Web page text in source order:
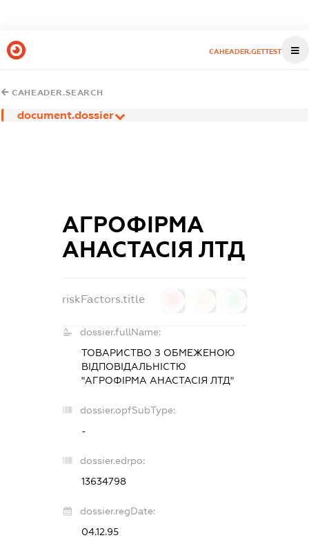
CAHEADER.GETTEST
CAHEADER.SEARCH
document.dossier
АГРОФІРМА
АНАСТАСІЯ ЛТД
riskFactors.title
dossier.fullName:
ТОВАРИСТВО З ОБМЕЖЕНОЮ
ВІДПОВІДАЛЬНІСТЮ
"АГРОФІРМА АНАСТАСІЯ ЛТД"
dossier.opfSubType:
-
dossier.edrpo:
13634798
dossier.regDate:
04.12.95